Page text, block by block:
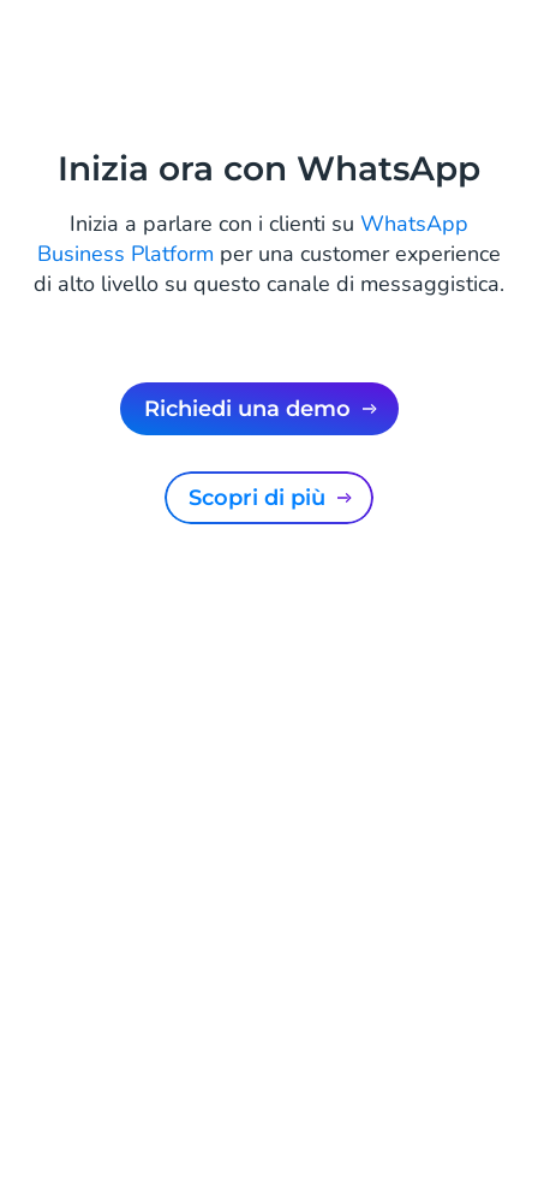
Inizia ora con WhatsApp
Inizia a parlare con i clienti su WhatsApp
Business Platform per una customer experience
di alto livello su questo canale di messaggistica.
Richiedi una demo
Scopri di più